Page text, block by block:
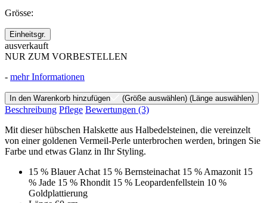
Grösse:
Einheitsgr.
ausverkauft
NUR ZUM VORBESTELLEN
- mehr Informationen
In den Warenkorb hinzufügen (Größe auswählen) (Länge auswählen)
Beschreibung Pflege Bewertungen (3)
Mit dieser hübschen Halskette aus Halbedelsteinen, die vereinzelt
von einer goldenen Vermeil-Perle unterbrochen werden, bringen Sie
Farbe und etwas Glanz in Ihr Styling.
15 % Blauer Achat 15 % Bernsteinachat 15 % Amazonit 15
% Jade 15 % Rhondit 15 % Leopardenfellstein 10 %
Goldplattierung